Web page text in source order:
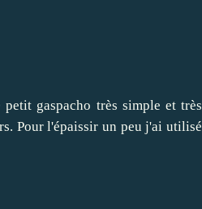
gaspacho très simple et très
Pour l'épaissir un peu j'ai utilisé